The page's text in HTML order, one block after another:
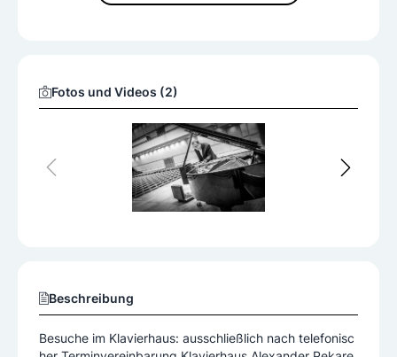
Fotos und Videos (2)
Beschreibung
Besuche im Klavierhaus: ausschließlich nach telefonisc